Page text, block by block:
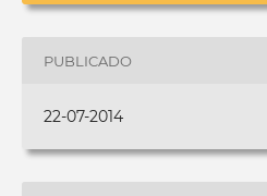
PUBLICADO
22-07-2014